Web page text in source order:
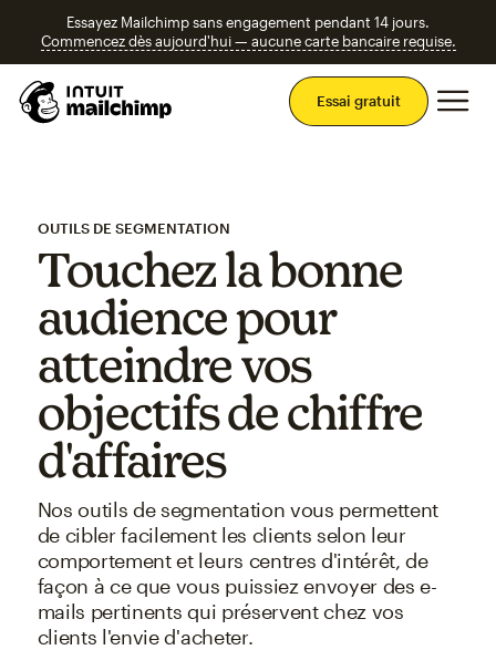
Essayez Mailchimp sans engagement pendant 14 jours.
Commencez dès aujourd'hui — aucune carte bancaire requise.
Essai gratuit
OUTILS DE SEGMENTATION
Touchez la bonne
audience pour
atteindre vos
objectifs de chiffre
d'affaires
Nos outils de segmentation vous permettent
de cibler facilement les clients selon leur
comportement et leurs centres d'intérêt, de
façon à ce que vous puissiez envoyer des e-
mails pertinents qui préservent chez vos
clients l'envie d'acheter.